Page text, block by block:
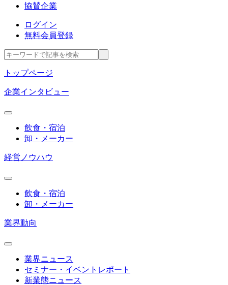
協賛企業
ログイン
無料会員登録
トップページ
企業インタビュー
飲食・宿泊
卸・メーカー
経営ノウハウ
飲食・宿泊
卸・メーカー
業界動向
業界ニュース
セミナー・イベントレポート
新業態ニュース